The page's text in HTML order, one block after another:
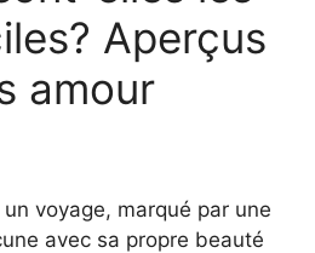
Aperçus
amour
voyage, marqué par une
avec sa propre beauté